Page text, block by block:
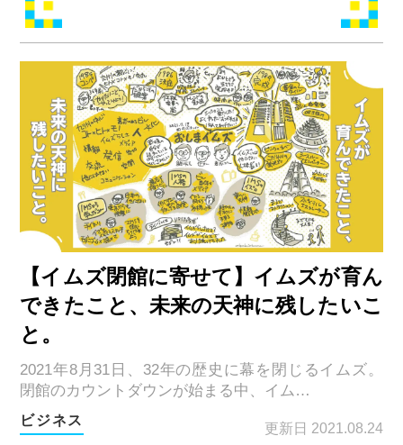
【イムズ閉館に寄せて】イムズが育ん
できたこと、未来の天神に残したいこ
と。
2021年8月31日、32年の歴史に幕を閉じるイムズ。
閉館のカウントダウンが始まる中、イム…
ビジネス 更新日 2021.08.24